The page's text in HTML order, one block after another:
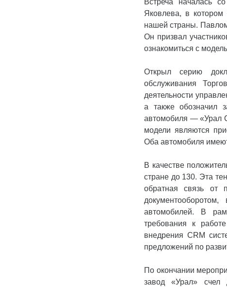
Встреча началась
Яковлева, в
нашей страны.
Он призвал
ознакомиться с
Открыл серию
обслуживания
деятельности
а также обозначил
автомобиля — «Урал
модели являются
Оба автомобиля
В качестве
стране до 130. Эта
обратная связь от
автомобилей. В
требования к
внедрения CRM
предложений по
По окончании
завод «Урал» счел